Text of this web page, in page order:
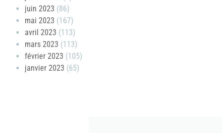
juin 2023 (86)
mai 2023 (167)
avril 2023 (113)
mars 2023 (113)
février 2023 (105)
janvier 2023 (65)